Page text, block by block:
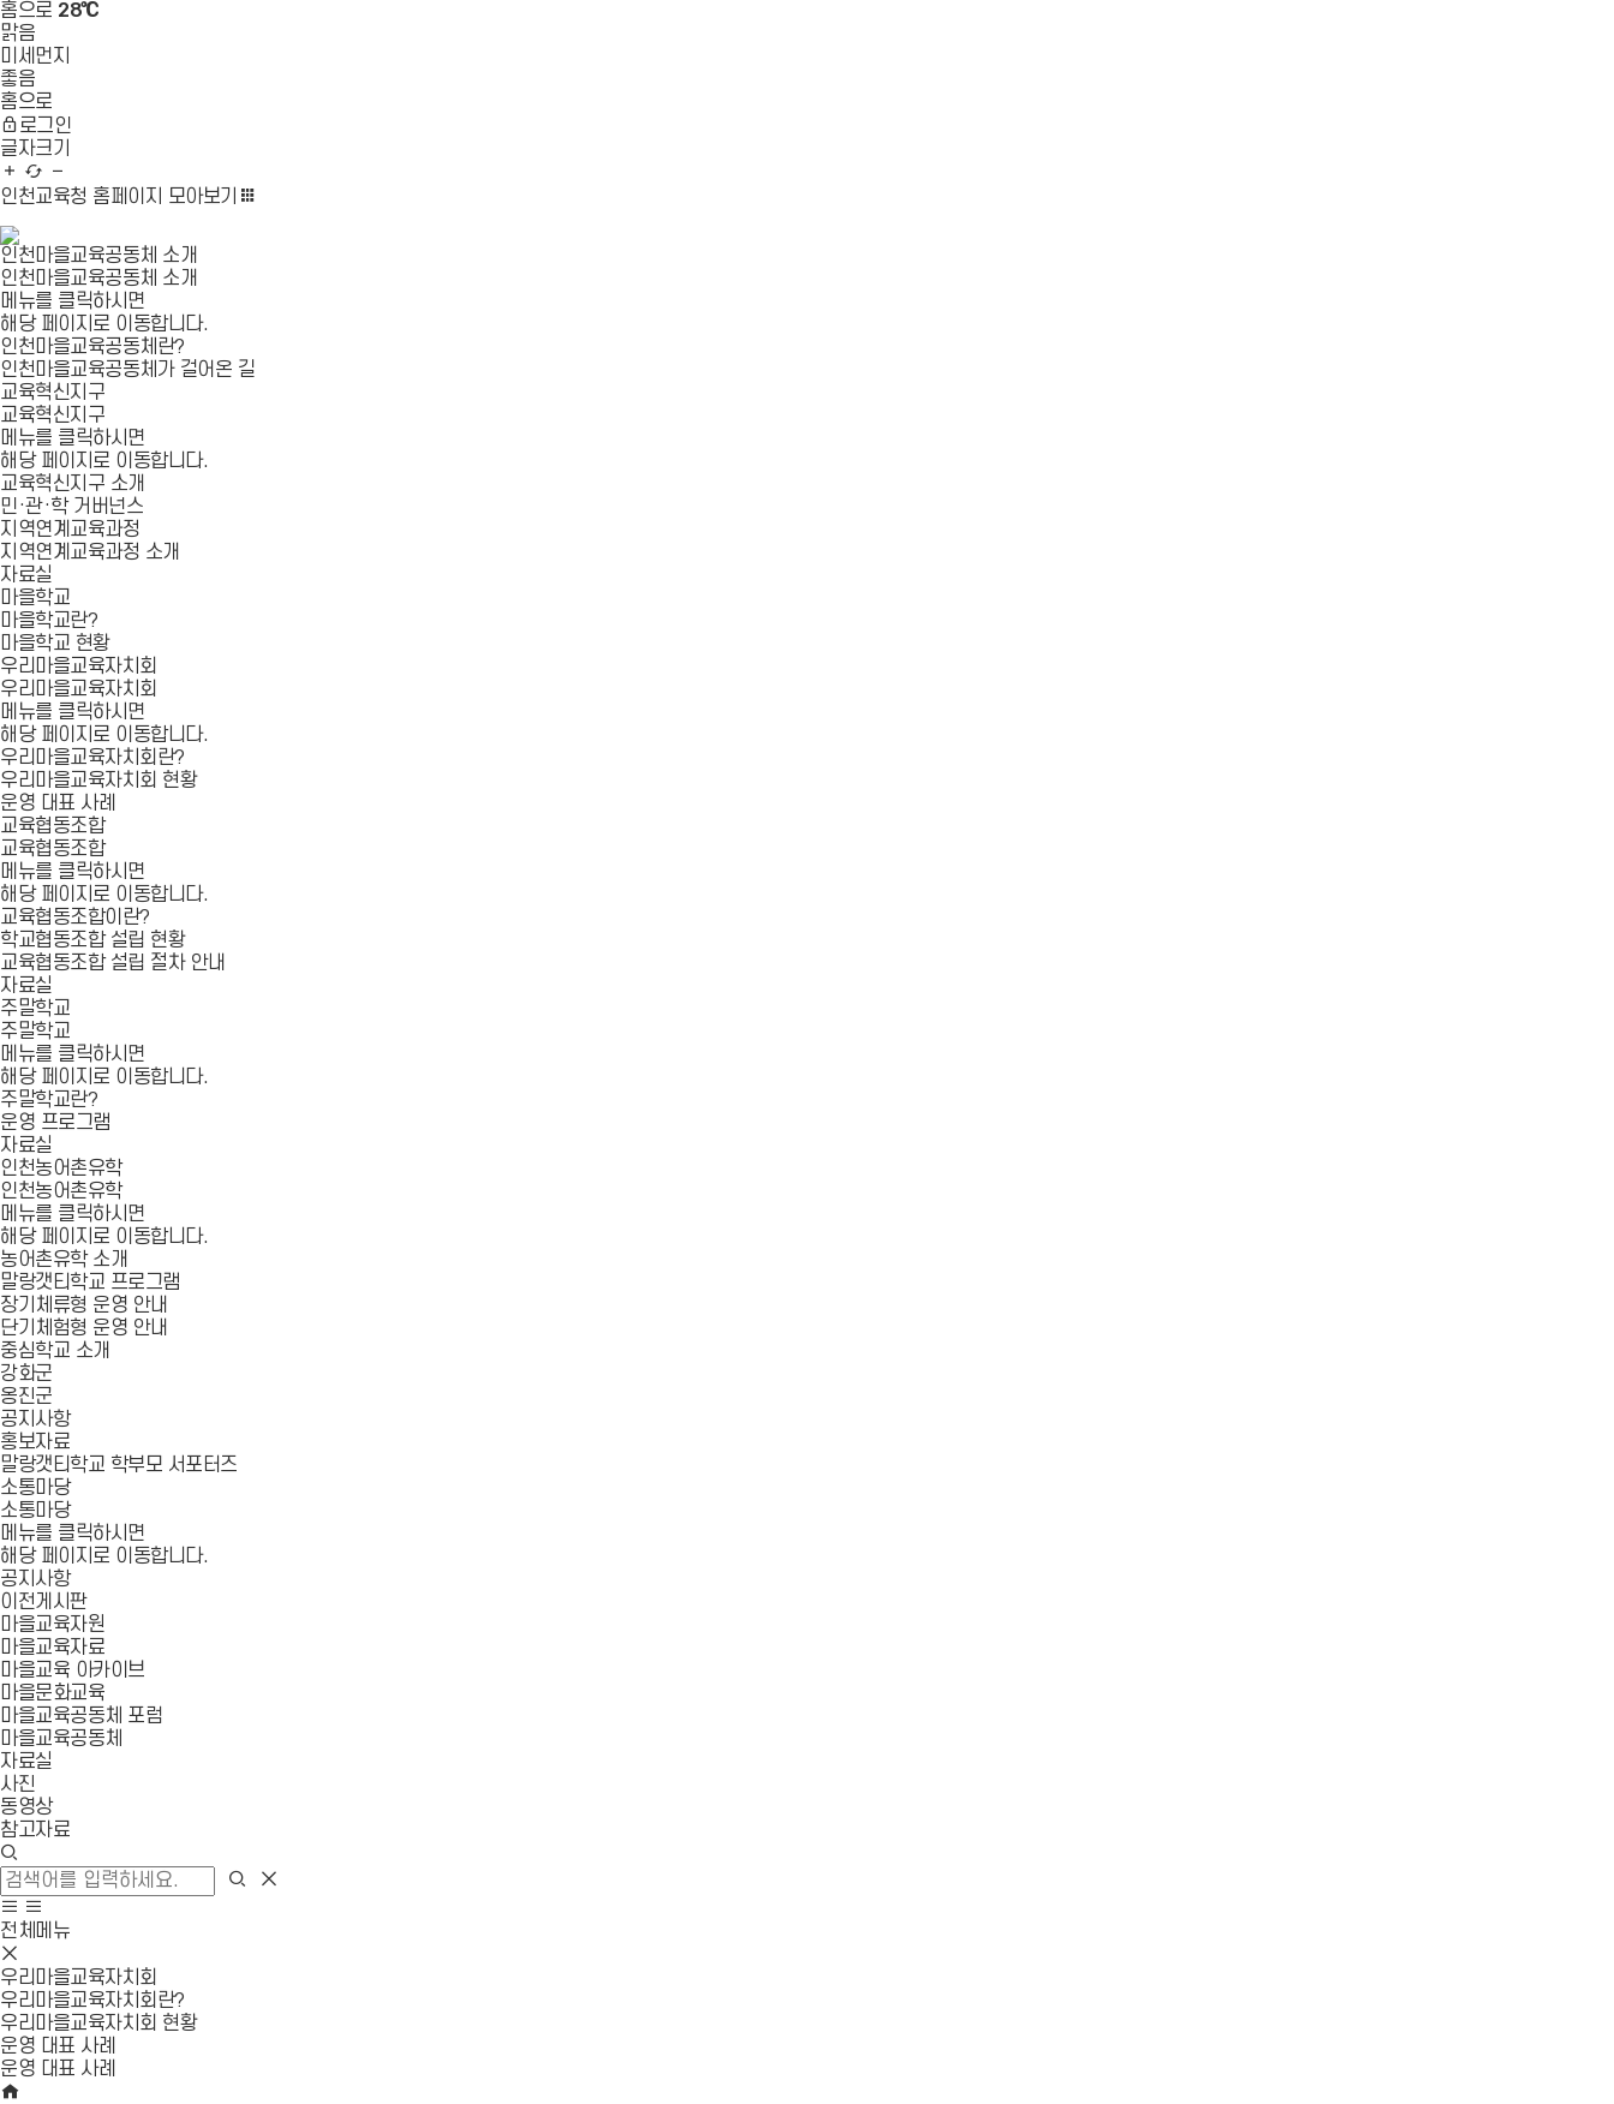
홈으로 28℃
맑음
미세먼지
좋음
홈으로
로그인
글자크기
글
자
대
새
로 자
인천교육청 홈페이지 모아보기
인천마을교육공동체 소개
인천마을교육공동체 소개
메뉴를 클릭하시면
해당 페이지로 이동합니다.
인천마을교육공동체란?
인천마을교육공동체가 걸어온 길
교육혁신지구
교육혁신지구
메뉴를 클릭하시면
해당 페이지로 이동합니다.
교육혁신지구 소개
민·관·학 거버넌스
지역연계교육과정
지역연계교육과정 소개
자료실
마을학교
마을학교란?
마을학교 현황
우리마을교육자치회
우리마을교육자치회
메뉴를 클릭하시면
해당 페이지로 이동합니다.
우리마을교육자치회란?
우리마을교육자치회 현황
운영 대표 사례
교육협동조합
교육협동조합
메뉴를 클릭하시면
해당 페이지로 이동합니다.
교육협동조합이란?
학교협동조합 설립 현황
교육협동조합 설립 절차 안내
자료실
주말학교
주말학교
메뉴를 클릭하시면
해당 페이지로 이동합니다.
주말학교란?
운영 프로그램
자료실
인천농어촌유학
인천농어촌유학
메뉴를 클릭하시면
해당 페이지로 이동합니다.
농어촌유학 소개
말랑갯티학교 프로그램
장기체류형 운영 안내
단기체험형 운영 안내
중심학교 소개
강화군
옹진군
공지사항
홍보자료
말랑갯티학교 학부모 서포터즈
소통마당
소통마당
메뉴를 클릭하시면
해당 페이지로 이동합니다.
공지사항
이전게시판
마을교육자원
마을교육자료
마을교육 아카이브
마을문화교육
마을교육공동체 포럼
마을교육공동체
자료실
사진
동영상
참고자료
색
창
열
기
검
사
이
맵
이
동
바
메
뉴
열
기
전체메뉴
모
바
일
메
뉴
닫
기
우리마을교육자치회
우리마을교육자치회란?
우리마을교육자치회 현황
운영 대표 사례
운영 대표 사례
HOME